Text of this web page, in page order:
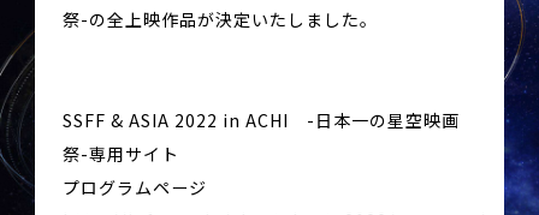
祭-の全上映作品が決定いたしました。
SSFF & ASIA 2022 in ACHI -日本一の星空映画
祭-専用サイト
プログラムページ